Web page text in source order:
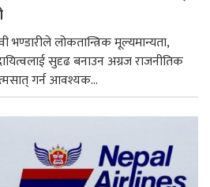
भण्डारीले लोकतान्त्रिक मूल्यमान्यता,
सुदृढ बनाउन अग्रज राजनीतिक
गर्न आवश्यक...